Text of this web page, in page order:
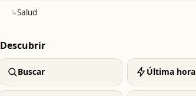
↳Salud
Descubrir
Buscar Última hora